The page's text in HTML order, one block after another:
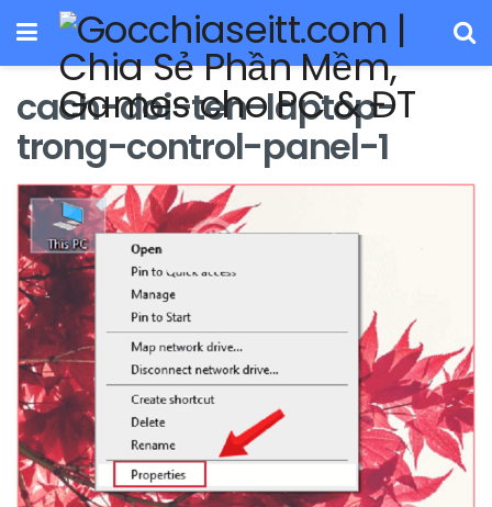
cach-doi-ten-laptop-
trong-control-panel-1